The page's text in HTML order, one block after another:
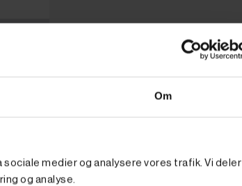
Om
medier og analysere vores trafik. Vi deler
og analyse.